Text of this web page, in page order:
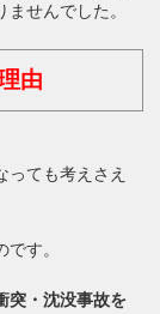
せんでした。
由
ても考えさえ
す。
突・沈没事故を